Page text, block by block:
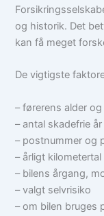
og historik. Det
kan få meget
De vigtigste
– førerens alder
– antal skadefrie år
– postnummer og
– årligt kilometertal
– bilens årgang,
– valgt selvrisiko
– om bilen bruges